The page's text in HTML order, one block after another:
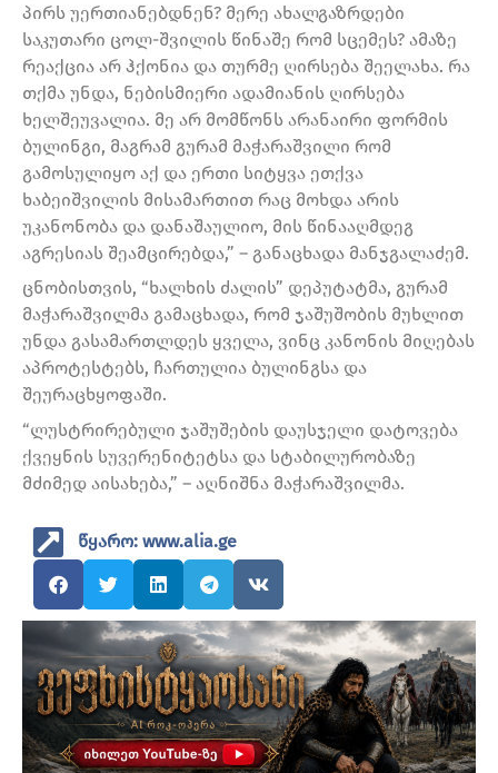
პირს უერთიანებდნენ? მერე ახალგაზრდები
საკუთარი ცოლ-შვილის წინაშე რომ სცემეს? ამაზე
რეაქცია არ ჰქონია და თურმე ღირსება შეელახა. რა
თქმა უნდა, ნებისმიერი ადამიანის ღირსება
ხელშეუვალია. მე არ მომწონს არანაირი ფორმის
ბულინგი, მაგრამ გურამ მაჭარაშვილი რომ
გამოსულიყო აქ და ერთი სიტყვა ეთქვა
ხაბეიშვილის მისამართით რაც მოხდა არის
უკანონობა და დანაშაულიო, მის წინააღმდეგ
აგრესიას შეამცირებდა,” – განაცხადა მანჯგალაძემ.
ცნობისთვის, “ხალხის ძალის” დეპუტატმა, გურამ
მაჭარაშვილმა გამაცხადა, რომ ჯაშუშობის მუხლით
უნდა გასამართლდეს ყველა, ვინც კანონის მიღებას
აპროტესტებს, ჩართულია ბულინგსა და
შეურაცხყოფაში.
“ლუსტრირებული ჯაშუშების დაუსჯელი დატოვება
ქვეყნის სუვერენიტეტსა და სტაბილურობაზე
მძიმედ აისახება,” – აღნიშნა მაჭარაშვილმა.
წყარო: www.alia.ge